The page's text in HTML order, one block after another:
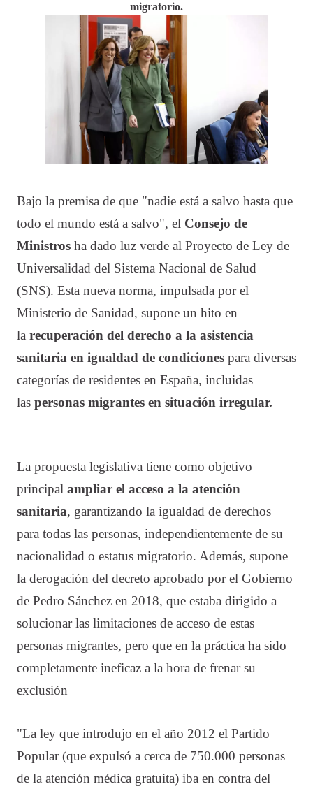
migratorio.
Bajo la premisa de que "nadie está a salvo hasta que
todo el mundo está a salvo", el Consejo de
Ministros ha dado luz verde al Proyecto de Ley de
Universalidad del Sistema Nacional de Salud
(SNS). Esta nueva norma, impulsada por el
Ministerio de Sanidad, supone un hito en
la recuperación del derecho a la asistencia
sanitaria en igualdad de condiciones para diversas
categorías de residentes en España, incluidas
las personas migrantes en situación irregular.
La propuesta legislativa tiene como objetivo
principal ampliar el acceso a la atención
sanitaria, garantizando la igualdad de derechos
para todas las personas, independientemente de su
nacionalidad o estatus migratorio. Además, supone
la derogación del decreto aprobado por el Gobierno
de Pedro Sánchez en 2018, que estaba dirigido a
solucionar las limitaciones de acceso de estas
personas migrantes, pero que en la práctica ha sido
completamente ineficaz a la hora de frenar su
exclusión
"La ley que introdujo en el año 2012 el Partido
Popular (que expulsó a cerca de 750.000 personas
de la atención médica gratuita) iba en contra del